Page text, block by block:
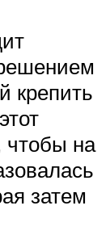
крепить
чтобы на
затем